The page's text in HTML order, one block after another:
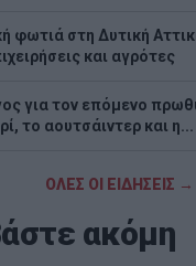
φωτιά στη Δυτική
και αγρότες
για τον επόμενο
το αουτσάιντερ και
ΟΛΕΣ ΟΙ ΕΙΔΗΣΕΙΣ →
ακόμη